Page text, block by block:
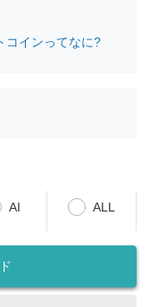
コインってなに?
AI ALL